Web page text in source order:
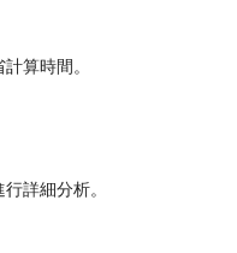
算時間。
詳細分析。